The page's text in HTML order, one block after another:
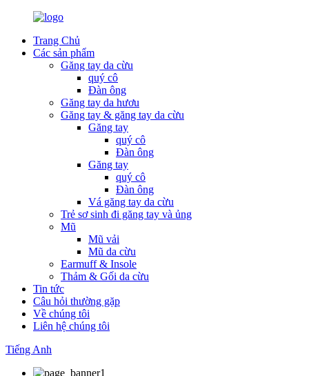
Trang Chủ
Các sản phẩm
Găng tay da cừu
quý cô
Đàn ông
Găng tay da hươu
Găng tay & găng tay da cừu
Găng tay
quý cô
Đàn ông
Găng tay
quý cô
Đàn ông
Vá găng tay da cừu
Trẻ sơ sinh đi găng tay và ủng
Mũ
Mũ vải
Mũ da cừu
Earmuff & Insole
Thảm & Gối da cừu
Tin tức
Câu hỏi thường gặp
Về chúng tôi
Liên hệ chúng tôi
Tiếng Anh